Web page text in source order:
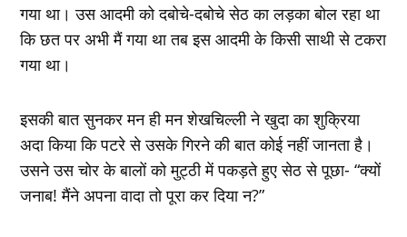
गया था। उस आदमी को दबोचे-दबोचे सेठ का लड़का बोल रहा था
कि छत पर अभी मैं गया था तब इस आदमी के किसी साथी से टकरा
गया था।
इसकी बात सुनकर मन ही मन शेखचिल्ली ने खुदा का शुक्रिया
अदा किया कि पटरे से उसके गिरने की बात कोई नहीं जानता है।
उसने उस चोर के बालों को मुट्ठी में पकड़ते हुए सेठ से पूछा- “क्यों
जनाब! मैंने अपना वादा तो पूरा कर दिया न?”